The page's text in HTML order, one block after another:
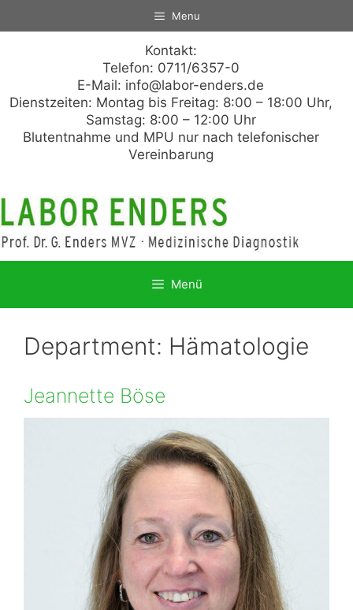
Menu
Kontakt:
Telefon: 0711/6357-0
E-Mail: info@labor-enders.de
Dienstzeiten: Montag bis Freitag: 8:00 – 18:00 Uhr,
Samstag: 8:00 – 12:00 Uhr
Blutentnahme und MPU nur nach telefonischer
Vereinbarung
Menü
Department: Hämatologie
Jeannette Böse